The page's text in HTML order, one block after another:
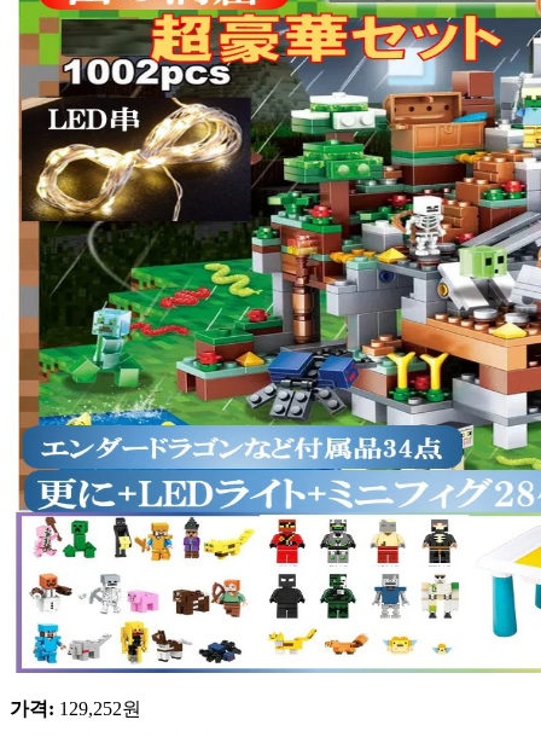
가격: 129,252원